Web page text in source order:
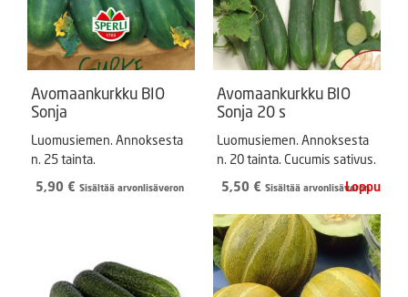
Avomaankurkku BIO
Sonja
Luomusiemen. Annoksesta
n. 25 tainta.
5,90 € Sisältää arvonlisäveron
Avomaankurkku BIO
Sonja 20 s
Luomusiemen. Annoksesta
n. 20 tainta. Cucumis sativus.
5,50 € Sisältää arvonlisäveron